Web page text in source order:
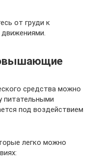
от груди к
средства можно
питательными
под воздействием
легко можно